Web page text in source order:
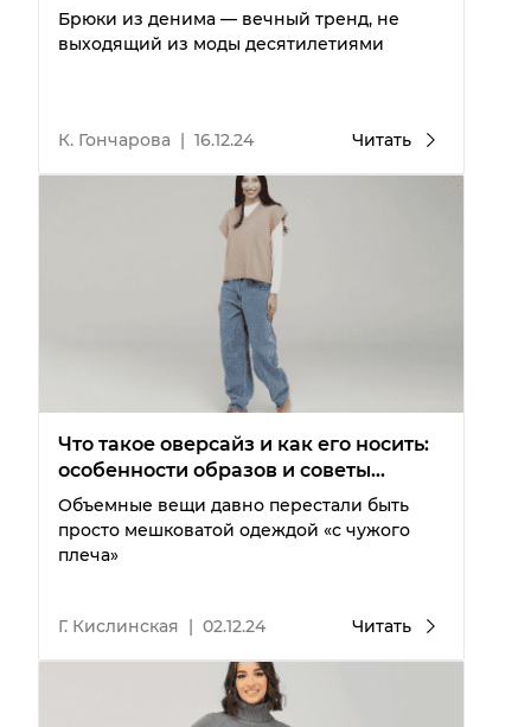
Брюки из денима — вечный тренд, не
выходящий из моды десятилетиями
К. Гончарова | 16.12.24 Читать
Что такое оверсайз и как его носить:
особенности образов и советы
стилистов
Объемные вещи давно перестали быть
просто мешковатой одеждой «с чужого
плеча»
Г. Кислинская | 02.12.24 Читать